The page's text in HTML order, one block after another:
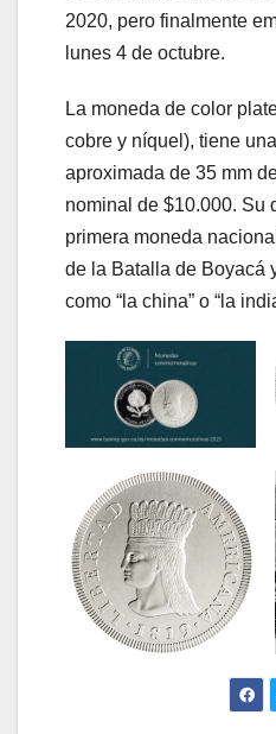
2020, pero finalmente
lunes 4 de octubre.
La moneda de color
cobre y níquel), tiene
aproximada de 35 mm
nominal de $10.000. Su
primera moneda
de la Batalla de Boyacá
como “la china” o “la